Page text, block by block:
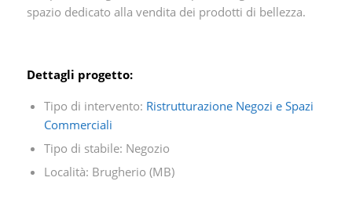
spazio dedicato alla vendita dei prodotti di bellezza.
Dettagli progetto:
Tipo di intervento: Ristrutturazione Negozi e Spazi
Commerciali
Tipo di stabile: Negozio
Località: Brugherio (MB)